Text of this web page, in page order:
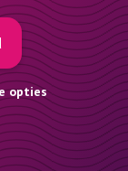
opties